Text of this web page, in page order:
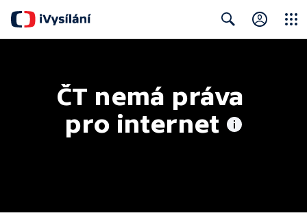
ČT nemá práva
pro internet